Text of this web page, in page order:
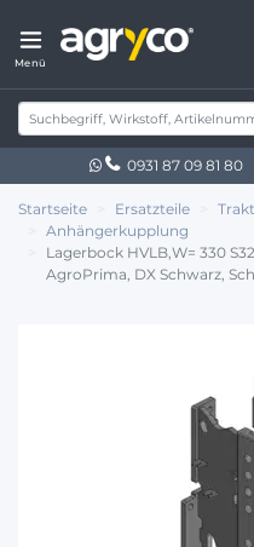
Menü
0931 87 09 81 80
Startseite Ersatzteile
Anhängerkupplung
Lagerbock HVLB,W= 330
AgroPrima, DX Schwarz,